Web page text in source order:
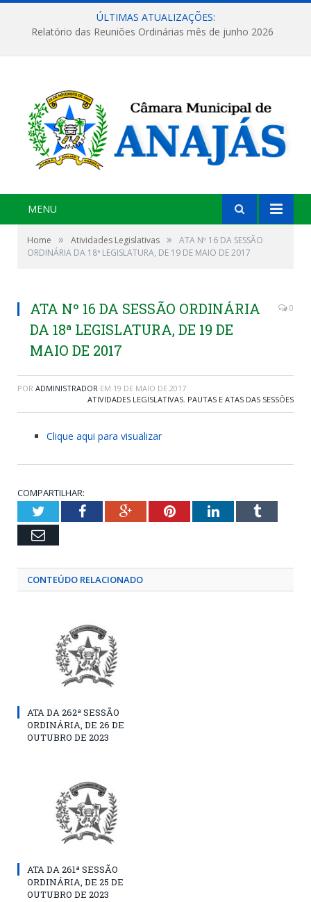
ÚLTIMAS ATUALIZAÇÕES:
Relatório das Reuniões Ordinárias mês de junho 2026
MENU
Home » Atividades Legislativas »
ATA Nº 16 DA SESSÃO
ORDINÁRIA DA 18ª LEGISLATURA, DE 19 DE MAIO DE 2017
ATA Nº 16 DA SESSÃO ORDINÁRIA
DA 18ª LEGISLATURA, DE 19 DE
MAIO DE 2017
0
POR ADMINISTRADOR EM 19 DE MAIO DE 2017
ATIVIDADES LEGISLATIVAS, PAUTAS E ATAS DAS SESSÕES
Clique aqui para visualizar
COMPARTILHAR:
TwitterFacebookGoogle+PinterestLinkedInTumblr
Email
CONTEÚDO RELACIONADO
ATA DA 262ª SESSÃO
ORDINÁRIA, DE 26 DE
OUTUBRO DE 2023
ATA DA 261ª SESSÃO
ORDINÁRIA, DE 25 DE
OUTUBRO DE 2023